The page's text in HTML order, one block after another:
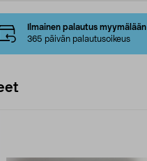
Ilmainen palautus myymälään
365 päivän palautusoikeus